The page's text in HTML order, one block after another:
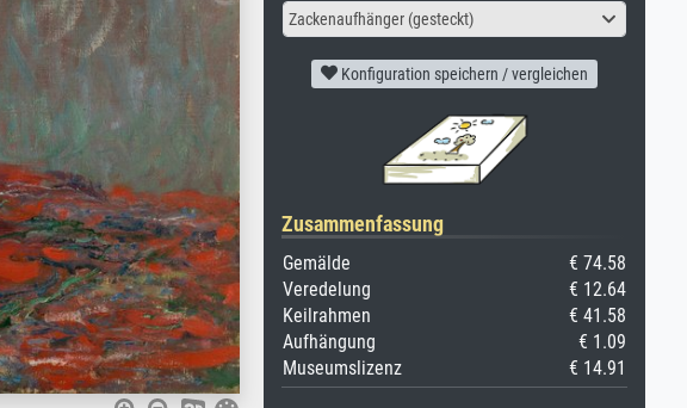
Zackenaufhänger (gesteckt)
Konfiguration speichern / vergleichen
Zusammenfassung
Gemälde
€ 74.58
Veredelung
€ 12.64
Keilrahmen
€ 41.58
Aufhängung
€ 1.09
Museumslizenz
€ 14.91